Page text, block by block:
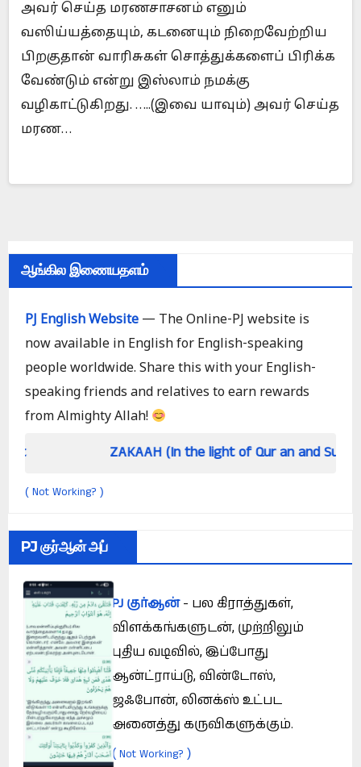
அவர் செய்த மரணசாசனம் எனும்
வஸிய்யத்தையும், கடனையும் நிறைவேற்றிய
பிறகுதான் வாரிசுகள் சொத்துக்களைப் பிரிக்க
வேண்டும் என்று இஸ்லாம் நமக்கு
வழிகாட்டுகிறது. …..(இவை யாவும்) அவர் செய்த
மரண…
ஆங்கில இணையதளம்
PJ English Website — The Online-PJ website is
now available in English for English-speaking
people worldwide. Share this with your English-
speaking friends and relatives to earn rewards
from Almighty Allah!
ZAKAAH (In the light of Qur an and Sunnah)
( Not Working? )
PJ குர்ஆன் அப்
PJ குர்ஆன்- பல கிராத்துகள்,
விளக்கங்களுடன், முற்றிலும்
புதிய வடிவில், இப்போது
ஆன்ட்ராய்டு, வின்டோஸ்,
ஜஃபோன், லினக்ஸ் உட்பட
அனைத்து கருவிகளுக்கும்.
(Not Working? )